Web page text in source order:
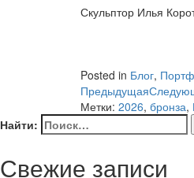
Скульптор Илья
Posted in Блог,
Предыдущая
Метки: 2026, бронза,
Найти:
Свежие записи